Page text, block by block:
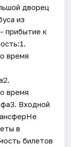
дворец
из
прибытие к
время
время
Входной
в
билетов